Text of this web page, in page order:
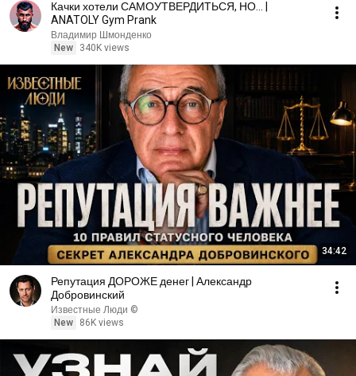
Качки хотели САМОУТВЕРДИТЬСЯ, НО... |
ANATOLY Gym Prank
Владимир Шмонденко
New
340K views
34:42
Репутация ДОРОЖЕ денег | Александр
Добровинский
Известные Люди ©
New
86K views